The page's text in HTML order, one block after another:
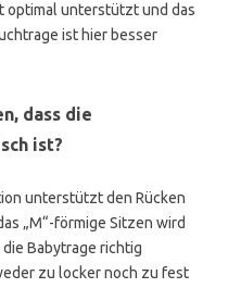
optimal unterstützt und das
ist hier besser
dass die
ist?
unterstützt den Rücken
„M“-förmige Sitzen wird
Babytrage richtig
zu locker noch zu fest